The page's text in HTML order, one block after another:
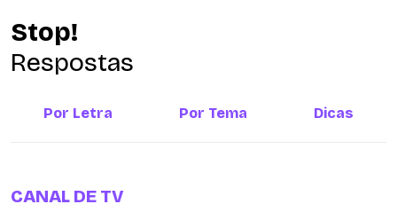
Stop!
Respostas
Por Letra Por Tema Dicas
CANAL DE TV